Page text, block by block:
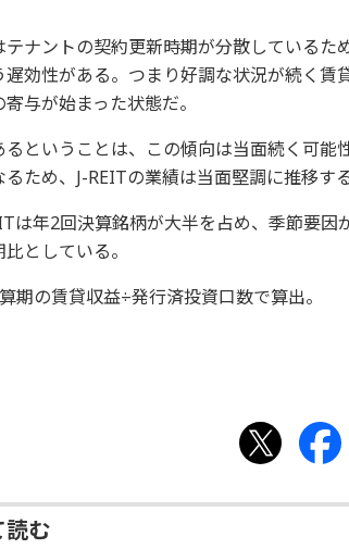
テナントの契約更新時期が分散している
遅効性がある。つまり好調な状況が続く賃
与が始まった状態だ。
るということは、この傾向は当面続く可
るため、J-REITの業績は当面堅調に推移す
は年2回決算銘柄が大半を占め、季節要因
としている。
期の賃貸収益÷発行済投資口数で算出。
読む